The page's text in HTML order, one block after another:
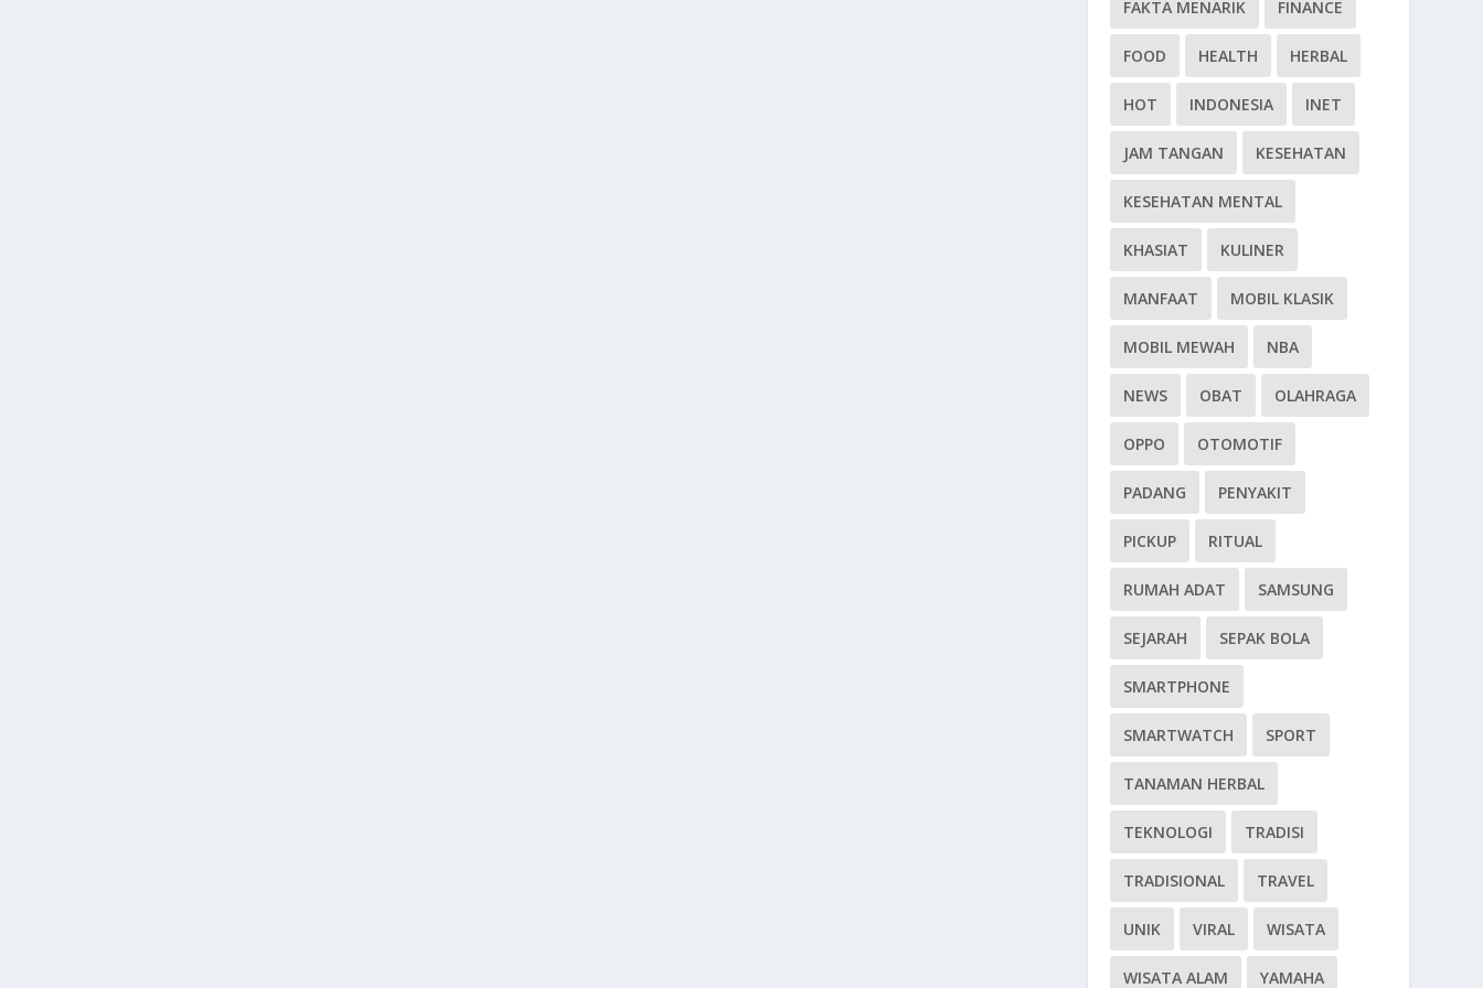
FAKTA MENARIK FINANCE
FOOD HEALTH HERBAL
HOT INDONESIA INET
JAM TANGAN KESEHATAN
KESEHATAN MENTAL
KHASIAT KULINER
MANFAAT MOBIL KLASIK
MOBIL MEWAH NBA
NEWS OBAT OLAHRAGA
OPPO OTOMOTIF
PADANG PENYAKIT
PICKUP RITUAL
RUMAH ADAT SAMSUNG
SEJARAH SEPAK BOLA
SMARTPHONE
SMARTWATCH SPORT
TANAMAN HERBAL
TEKNOLOGI TRADISI
TRADISIONAL TRAVEL
UNIK VIRAL WISATA
WISATA ALAM YAMAHA